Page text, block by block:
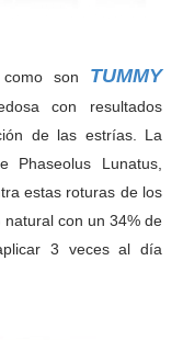
son TUMMY
con resultados
de las estrías. La
Phaseolus Lunatus,
estas roturas de los
con un 34% de
3 veces al día